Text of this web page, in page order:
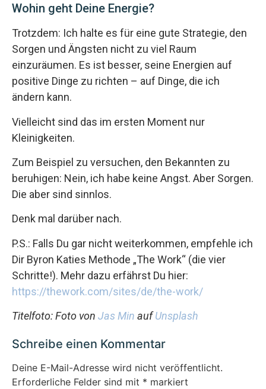
Wohin geht Deine Energie?
Trotzdem: Ich halte es für eine gute Strategie, den
Sorgen und Ängsten nicht zu viel Raum
einzuräumen. Es ist besser, seine Energien auf
positive Dinge zu richten – auf Dinge, die ich
ändern kann.
Vielleicht sind das im ersten Moment nur
Kleinigkeiten.
Zum Beispiel zu versuchen, den Bekannten zu
beruhigen: Nein, ich habe keine Angst. Aber Sorgen.
Die aber sind sinnlos.
Denk mal darüber nach.
P.S.: Falls Du gar nicht weiterkommen, empfehle ich
Dir Byron Katies Methode „The Work“ (die vier
Schritte!). Mehr dazu erfährst Du hier:
https://thework.com/sites/de/the-work/
Titelfoto: Foto von Jas Min aufUnsplash
Schreibe einen Kommentar
Deine E-Mail-Adresse wird nicht veröffentlicht.
Erforderliche Felder sind mit * markiert